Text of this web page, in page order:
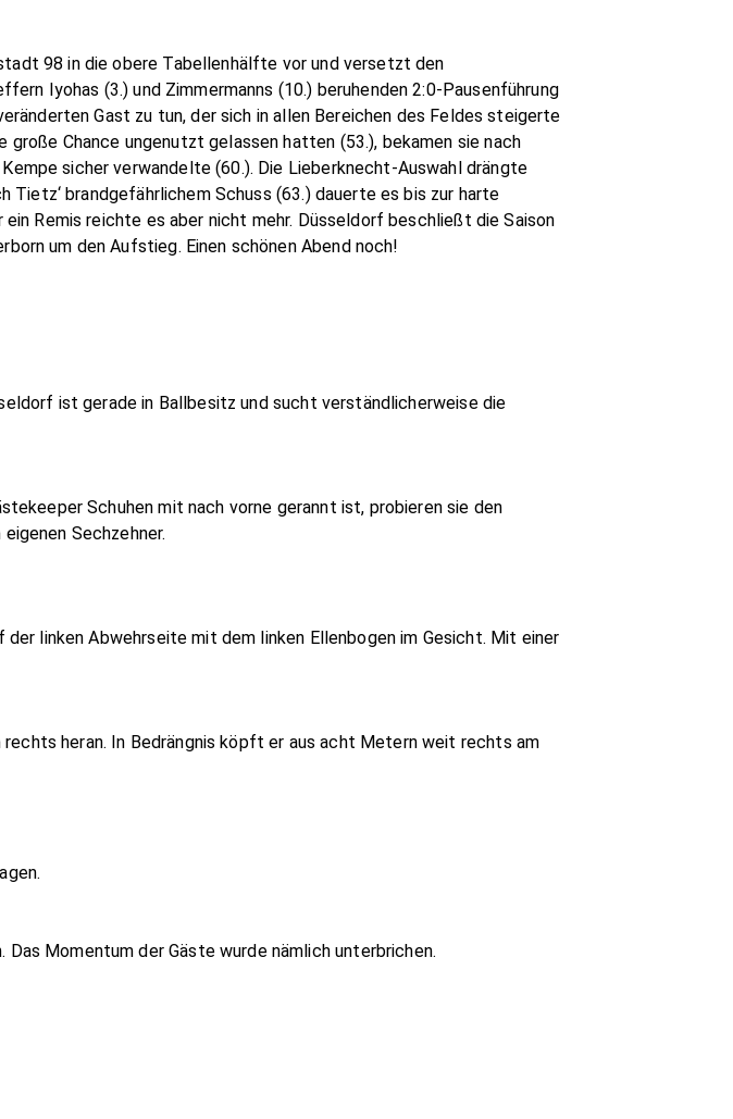
98 in die obere Tabellenhälfte vor und versetzt den
Iyohas (3.) und Zimmermanns (10.) beruhenden 2:0-Pausenführung
Gast zu tun, der sich in allen Bereichen des Feldes steigerte
Chance ungenutzt gelassen hatten (53.), bekamen sie nach
sicher verwandelte (60.). Die Lieberknecht-Auswahl drängte
brandgefährlichem Schuss (63.) dauerte es bis zur harte
Remis reichte es aber nicht mehr. Düsseldorf beschließt die Saison
um den Aufstieg. Einen schönen Abend noch!
ist gerade in Ballbesitz und sucht verständlicherweise die
Schuhen mit nach vorne gerannt ist, probieren sie den
Sechzehner.
linken Abwehrseite mit dem linken Ellenbogen im Gesicht. Mit einer
heran. In Bedrängnis köpft er aus acht Metern weit rechts am
Momentum der Gäste wurde nämlich unterbrichen.